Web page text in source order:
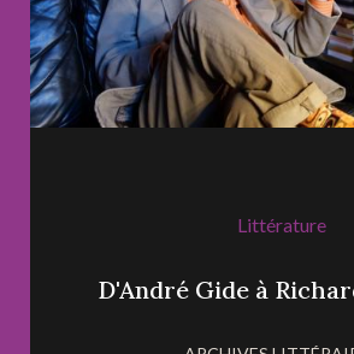
Littérature
D'André Gide à